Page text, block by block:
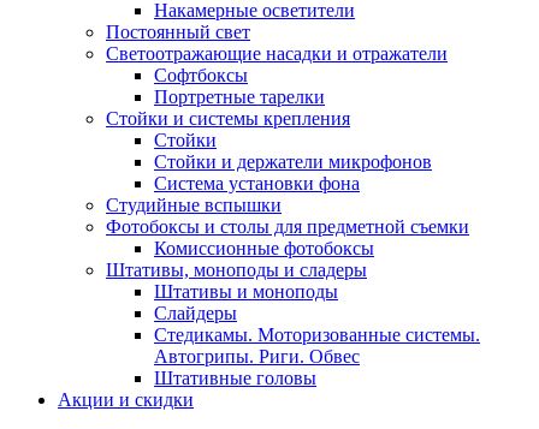
Накамерные осветители
Постоянный свет
Светоотражающие насадки и отражатели
Софтбоксы
Портретные тарелки
Стойки и системы крепления
Стойки
Стойки и держатели микрофонов
Система установки фона
Студийные вспышки
Фотобоксы и столы для предметной съемки
Комиссионные фотобоксы
Штативы, моноподы и сладеры
Штативы и моноподы
Слайдеры
Стедикамы. Моторизованные системы.
Автогрипы. Риги. Обвес
Штативные головы
Акции и скидки